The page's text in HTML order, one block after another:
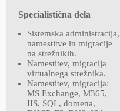
Specialistična dela
Sistemska administracija,
namestitve in migracije
na strežnikih.
Namestitev, migracija
virtualnega strežnika.
Namestitev, migracija:
MS Exchange, M365,
IIS, SQL, domena,